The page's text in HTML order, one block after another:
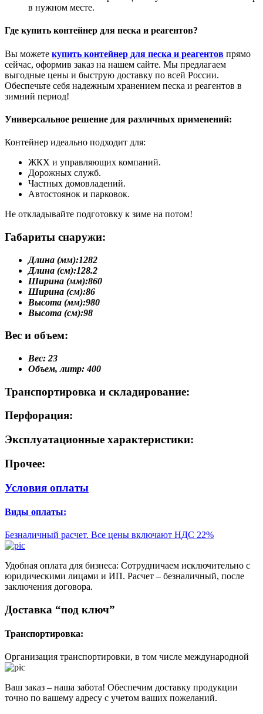
в нужном месте.
Где купить контейнер для песка и реагентов?
Вы можете купить контейнер для песка и реагентов прямо
сейчас, оформив заказ на нашем сайте. Мы предлагаем
выгодные цены и быструю доставку по всей России.
Обеспечьте себя надежным хранением песка и реагентов в
зимний период!
Универсальное решение для различных применений:
Контейнер идеально подходит для:
ЖКХ и управляющих компаний.
Дорожных служб.
Частных домовладений.
Автостоянок и парковок.
Не откладывайте подготовку к зиме на потом!
Габариты снаружи:
Длина (мм):1282
Длина (см):128.2
Ширина (мм):860
Ширина (см):86
Высота (мм):980
Высота (см):98
Вес и объем:
Вес: 23
Объем, литр: 400
Транспортировка и складирование:
Перфорация:
Эксплуатационные характеристики:
Прочее:
Условия оплаты
Виды оплаты:
Безналичный расчет. Все цены включают НДС 22%
Удобная оплата для бизнеса: Сотрудничаем исключительно с
юридическими лицами и ИП. Расчет – безналичный, после
заключения договора.
Доставка “под ключ”
Транспортировка:
Организация транспортировки, в том числе международной
Ваш заказ – наша забота! Обеспечим доставку продукции
точно по вашему адресу с учетом ваших пожеланий.